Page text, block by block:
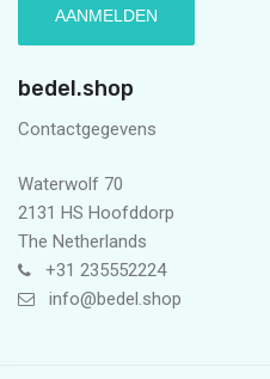
bedel.shop
Contactgegevens
Waterwolf 70
2131 HS Hoofddorp
The Netherlands
+31 235552224
info@bedel.shop